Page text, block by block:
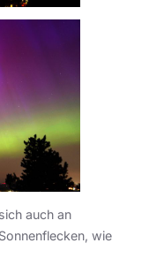
auch an
wie